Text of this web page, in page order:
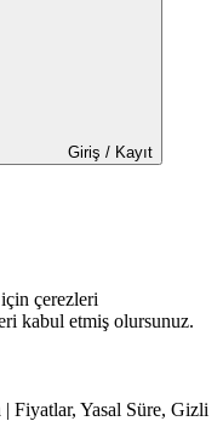
Giriş / Kayıt
çerezleri
kabul etmiş olursunuz.